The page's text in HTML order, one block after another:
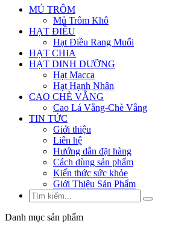
MỦ TRÔM
Mủ Trôm Khô
HẠT ĐIỀU
Hạt Điều Rang Muối
HẠT CHIA
HẠT DINH DƯỠNG
Hạt Macca
Hạt Hạnh Nhân
CAO CHÈ VẰNG
Cao Lá Vằng-Chè Vằng
TIN TỨC
Giới thiệu
Liên hệ
Hướng dẫn đặt hàng
Cách dùng sản phẩm
Kiến thức sức khỏe
Giới Thiệu Sản Phẩm
Danh mục sản phẩm